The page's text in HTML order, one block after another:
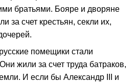
братьями. Бояре и дворяне
за счет крестьян, секли их,
помещики стали
жили за счет труда батраков,
И если бы Александр III и